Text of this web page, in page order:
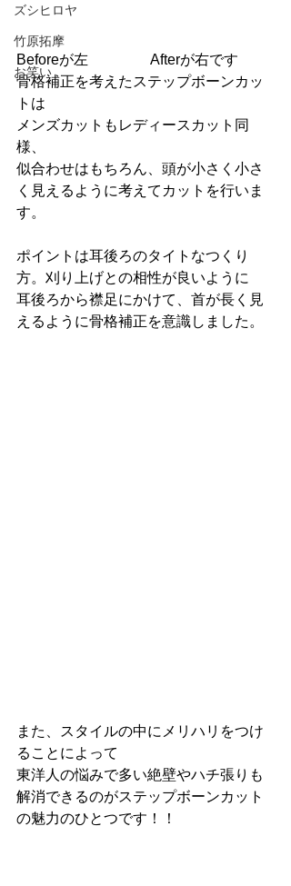
ズシヒロヤ
竹原拓摩
お笑い
Beforeが左　　　　 Afterが右です
骨格補正を考えたステップボーンカッ
トは
メンズカットもレディースカット同
様、
似合わせはもちろん、頭が小さく小さ
く見えるように考えてカットを行いま
す。
ポイントは耳後ろのタイトなつくり
方。刈り上げとの相性が良いように
耳後ろから襟足にかけて、首が長く見
えるように骨格補正を意識しました。
また、スタイルの中にメリハリをつけ
ることによって
東洋人の悩みで多い絶壁やハチ張りも
解消できるのがステップボーンカット
の魅力のひとつです！！